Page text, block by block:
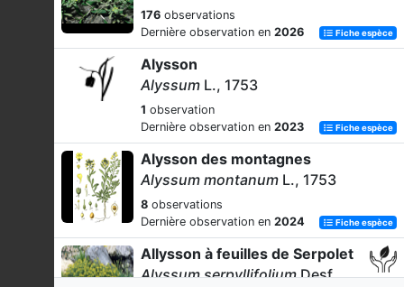
176 observations
Dernière observation en 2026 Fiche espèce
Alysson
Alyssum L., 1753
1 observation
Dernière observation en 2023 Fiche espèce
Alysson des montagnes
Alyssum montanum L., 1753
8 observations
Dernière observation en 2024 Fiche espèce
Allysson à feuilles de Serpolet
Alyssum serpyllifoliumDesf.,